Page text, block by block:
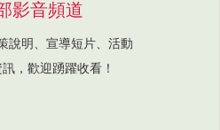
影音頻道
說明、宣導短片、活動
，歡迎踴躍收看！